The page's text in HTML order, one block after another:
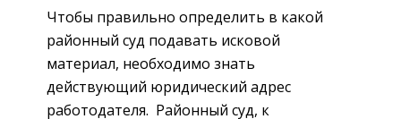
Чтобы правильно определить в какой
районный суд подавать исковой
материал, необходимо знать
действующий юридический адрес
работодателя. Районный суд, к